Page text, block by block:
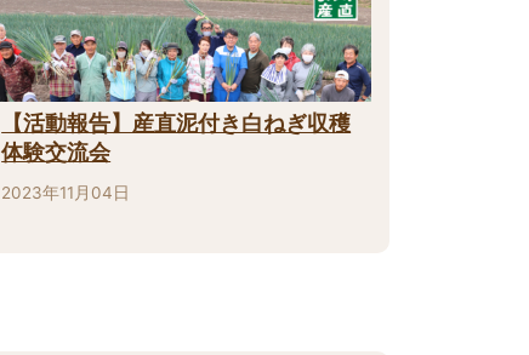
【活動報告】産直泥付き白ねぎ収穫
体験交流会
2023年11月04日